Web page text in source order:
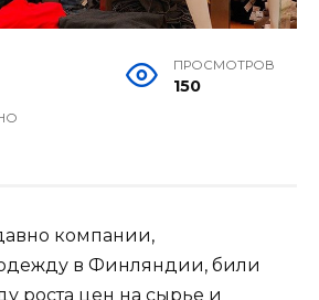
ПРОСМОТРОВ
150
компании,
в Финляндии, били
роста цен на сырье и